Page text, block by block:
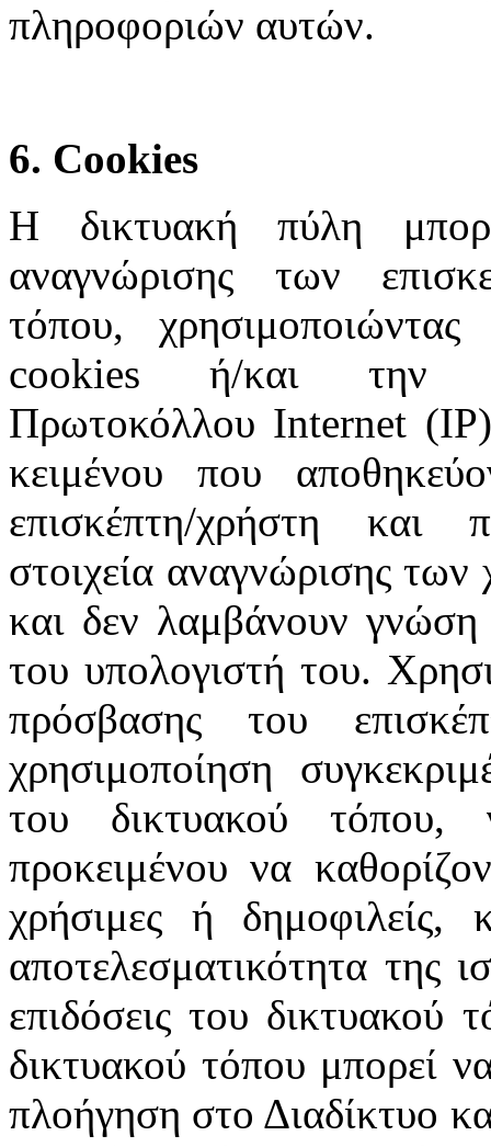
πληροφοριών αυτών.
6. Cookies
Η δικτυακή πύλη
αναγνώρισης των
τόπου, χρησιμοποιώντας
cookies ή/και την
Πρωτοκόλλου Internet
κειμένου που
επισκέπτη/χρήστη και
στοιχεία αναγνώρισης
και δεν λαμβάνουν γνώση
του υπολογιστή του.
πρόσβασης του
χρησιμοποίηση
του δικτυακού τόπου,
προκειμένου να
χρήσιμες ή
αποτελεσματικότητα της
επιδόσεις του δικτυακού
δικτυακού τόπου μπορεί
πλοήγηση στο Διαδίκτυο